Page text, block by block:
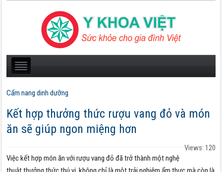
Cẩm nang dinh dưỡng
Kết hợp thưởng thức rượu vang đỏ và món
ăn sẽ giúp ngon miệng hơn
Views: 120
Việc kết hợp món ăn với rượu vang đỏ đã trở thành một nghệ